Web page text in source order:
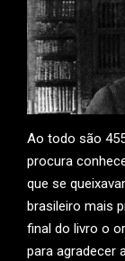
Ao todo são
procura
que se
brasileiro mais
final do livro o
para agradecer